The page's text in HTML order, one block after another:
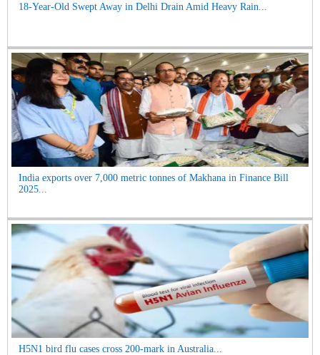
18-Year-Old Swept Away in Delhi Drain Amid Heavy Rain...
India exports over 7,000 metric tonnes of Makhana in Finance Bill
2025...
H5N1 bird flu cases cross 200-mark in Australia...